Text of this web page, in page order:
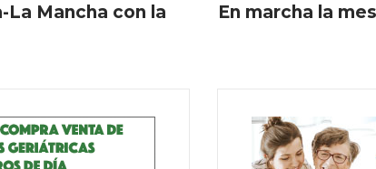
Mancha con la
En marcha la